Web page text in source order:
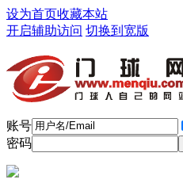
设为首页收藏本站
开启辅助访问 切换到宽版
账号
密码